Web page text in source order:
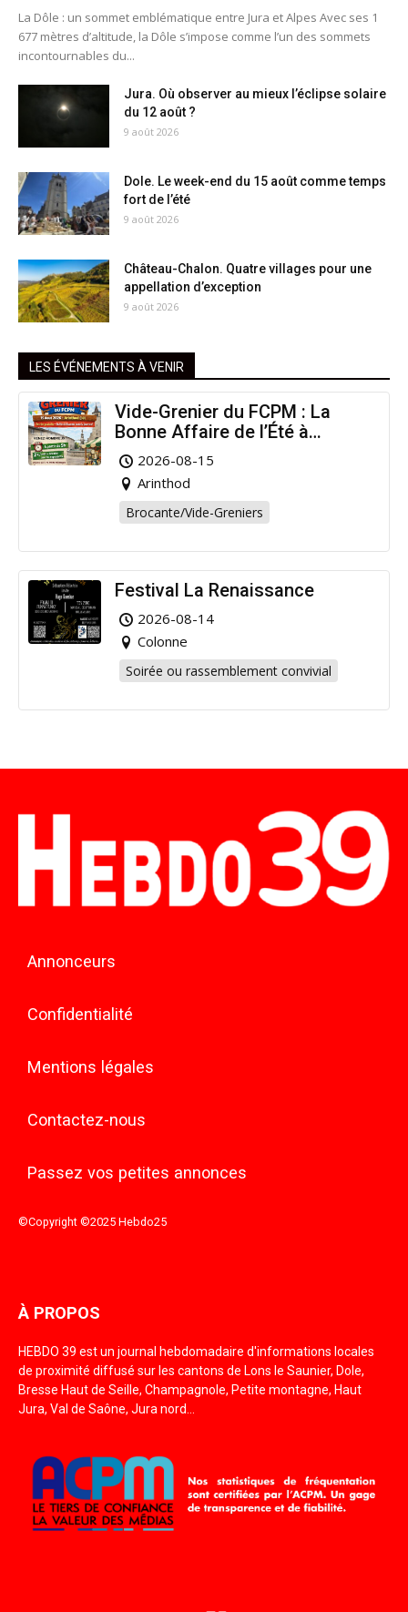
La Dôle : un sommet emblématique entre Jura et Alpes Avec ses 1
677 mètres d’altitude, la Dôle s’impose comme l’un des sommets
incontournables du...
Jura. Où observer au mieux l’éclipse solaire
du 12 août ?
9 août 2026
Dole. Le week-end du 15 août comme temps
fort de l’été
9 août 2026
Château-Chalon. Quatre villages pour une
appellation d’exception
9 août 2026
LES ÉVÉNEMENTS À VENIR
Vide-Grenier du FCPM : La
Bonne Affaire de l’Été à
Arinthod !
2026-08-15
Arinthod
Brocante/Vide-Greniers
Festival La Renaissance
2026-08-14
Colonne
Soirée ou rassemblement convivial